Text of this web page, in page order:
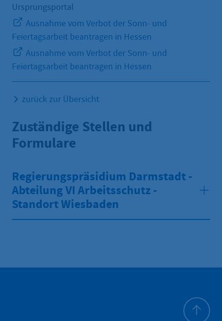
Ursprungsportal
Ausnahme vom Verbot der Sonn- und
Feiertagsarbeit beantragen in Hessen
Ausnahme vom Verbot der Sonn- und
Feiertagsarbeit beantragen in Hessen
zurück zur Übersicht
Zuständige Stellen und
Formulare
Regierungspräsidium Darmstadt -
Abteilung VI Arbeitsschutz -
Standort Wiesbaden